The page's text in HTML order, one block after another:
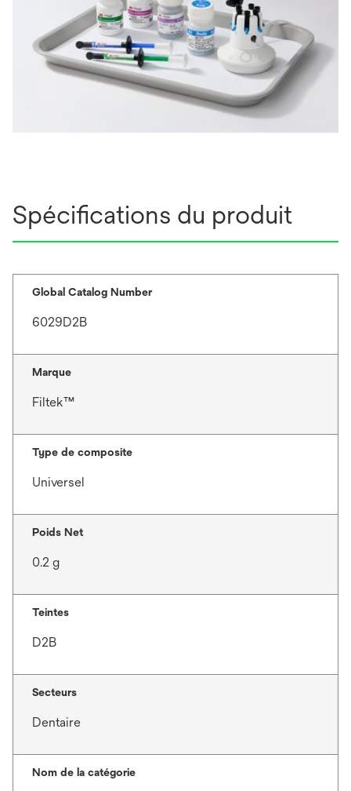
Spécifications du produit
Global Catalog Number
6029D2B
Marque
Filtek™
Type de composite
Universel
Poids Net
0.2 g
Teintes
D2B
Secteurs
Dentaire
Nom de la catégorie